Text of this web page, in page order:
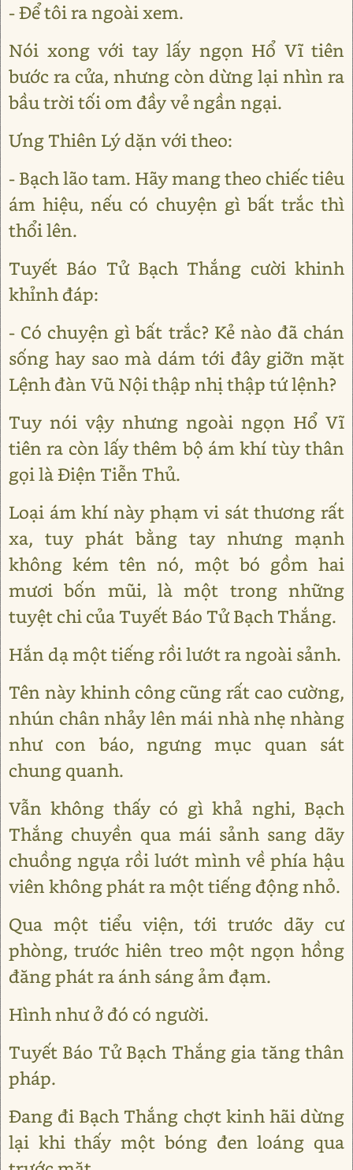
- Để tôi ra ngoài xem.
Nói xong với tay lấy ngọn Hổ Vĩ tiên
bước ra cửa, nhưng còn dừng lại nhìn ra
bầu trời tối om đầy vẻ ngần ngại.
Ưng Thiên Lý dặn với theo:
- Bạch lão tam. Hãy mang theo chiếc tiêu
ám hiệu, nếu có chuyện gì bất trắc thì
thổi lên.
Tuyết Báo Tử Bạch Thắng cười khinh
khỉnh đáp:
- Có chuyện gì bất trắc? Kẻ nào đã chán
sống hay sao mà dám tới đây giỡn mặt
Lệnh đàn Vũ Nội thập nhị thập tứ lệnh?
Tuy nói vậy nhưng ngoài ngọn Hổ Vĩ
tiên ra còn lấy thêm bộ ám khí tùy thân
gọi là Điện Tiễn Thủ.
Loại ám khí này phạm vi sát thương rất
xa, tuy phát bằng tay nhưng mạnh
không kém tên nó, một bó gồm hai
mươi bốn mũi, là một trong những
tuyệt chi của Tuyết Báo Tử Bạch Thắng.
Hắn dạ một tiếng rồi lướt ra ngoài sảnh.
Tên này khinh công cũng rất cao cường,
nhún chân nhảy lên mái nhà nhẹ nhàng
như con báo, ngưng mục quan sát
chung quanh.
Vẫn không thấy có gì khả nghi, Bạch
Thắng chuyền qua mái sảnh sang dãy
chuồng ngựa rồi lướt mình về phía hậu
viên không phát ra một tiếng động nhỏ.
Qua một tiểu viện, tới trước dãy cư
phòng, trước hiên treo một ngọn hồng
đăng phát ra ánh sáng ảm đạm.
Hình như ở đó có người.
Tuyết Báo Tử Bạch Thắng gia tăng thân
pháp.
Đang đi Bạch Thắng chợt kinh hãi dừng
lại khi thấy một bóng đen loáng qua